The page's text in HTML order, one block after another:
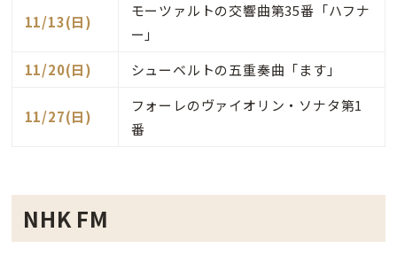
11/13(日)
モーツァルトの交響曲第35番「ハフナ
ー」
11/20(日)
シューベルトの五重奏曲「ます」
11/27(日)
フォーレのヴァイオリン・ソナタ第1
番
NHK FM